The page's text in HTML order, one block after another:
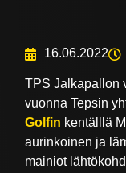
16.06.2022
TPS Jalkapallon
vuonna Tepsin
Golfin kentälllä
aurinkoinen ja
mainiot